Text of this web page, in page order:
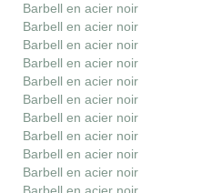
Barbell en acier noir
Barbell en acier noir
Barbell en acier noir
Barbell en acier noir
Barbell en acier noir
Barbell en acier noir
Barbell en acier noir
Barbell en acier noir
Barbell en acier noir
Barbell en acier noir